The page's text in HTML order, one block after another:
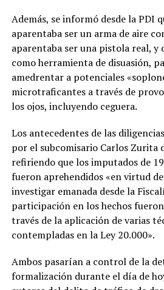
Además, se informó desde la PDI
aparentaba ser un arma de aire
aparentaba ser una pistola real, y
como herramienta de disuasión,
amedrentar a potenciales
microtraficantes a través de
los ojos, incluyendo ceguera.
Los antecedentes de las
por el subcomisario Carlos Zurita
refiriendo que los imputados de
fueron aprehendidos «en virtud
investigar emanada desde la
participación en los hechos
través de la aplicación de varias
contempladas en la Ley 20.000».
Ambos pasarían a control de la
formalización durante el día de